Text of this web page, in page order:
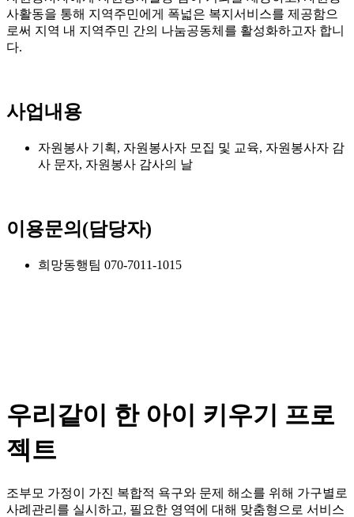
사활동을 통해 지역주민에게 폭넓은 복지서비스를 제공함으
로써 지역 내 지역주민 간의 나눔공동체를 활성화하고자 합니
다.
사업내용
자원봉사 기획, 자원봉사자 모집 및 교육, 자원봉사자 감
사 문자, 자원봉사 감사의 날
이용문의(담당자)
희망동행팀 070-7011-1015
우리같이 한 아이 키우기 프로
젝트
조부모 가정이 가진 복합적 욕구와 문제 해소를 위해 가구별로
사례관리를 실시하고, 필요한 영역에 대해 맞춤형으로 서비스